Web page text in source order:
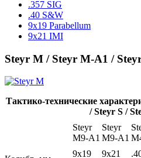
.357 SIG
.40 S&W
9x19 Parabellum
9x21 IMI
Steyr M / Steyr M-A1 /
Тактико-технические
/ Steyr S /
Steyr
M9-A1
Steyr
M9-A1
9x19
9x21